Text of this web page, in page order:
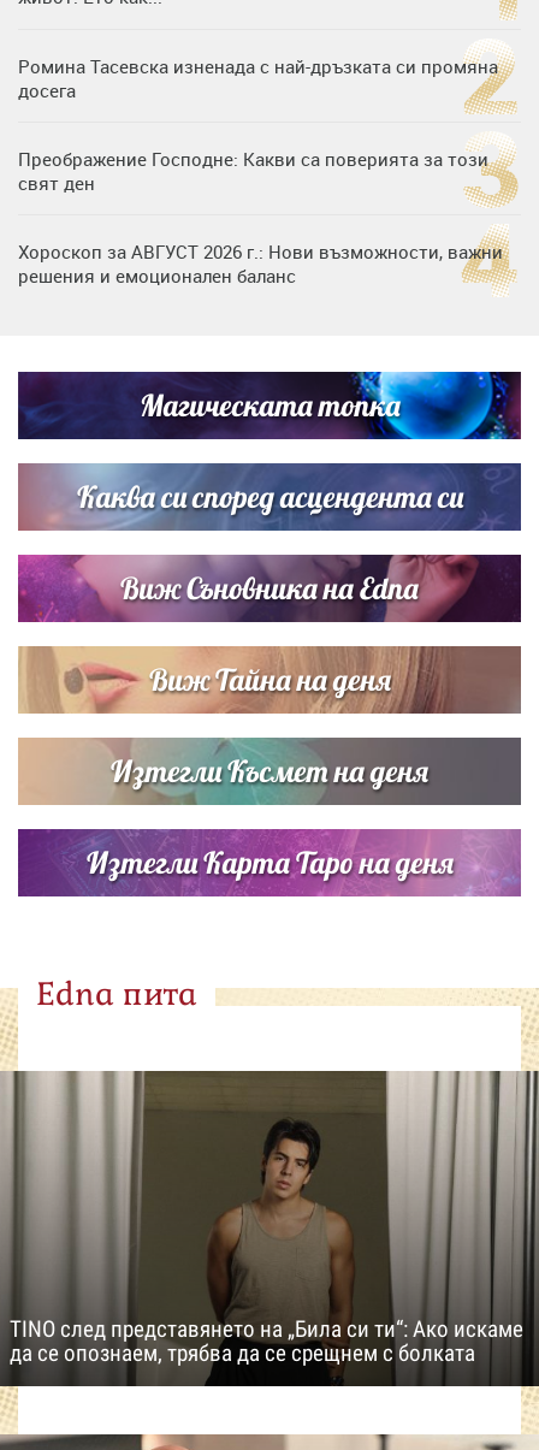
Ромина Тасевска изненада с най-дръзката си промяна
досега
Преображение Господне: Какви са поверията за този
свят ден
Хороскоп за АВГУСТ 2026 г.: Нови възможности, важни
решения и емоционален баланс
си деца на семейна морска приказка
Звездна ваканция в Майорка: Дженифър Анистън,
Кортни Кокс и Джим Къртис заедно на яхта
Магическата топка
Каква си според асцендента си
Виж Съновника на Edna
Виж Тайна на деня
Изтегли Късмет на деня
Изтегли Карта Таро на деня
Edna пита
TINO след представянето на „Била си ти“: Ако искаме
да се опознаем, трябва да се срещнем с болката